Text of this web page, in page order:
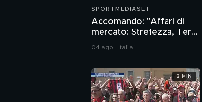
SPORTMEDIASET
Accomando: "Affari di
mercato: Strefezza, Ter
Stegen, Maldini e... il rebus
04 ago | Italia 1
2 MIN